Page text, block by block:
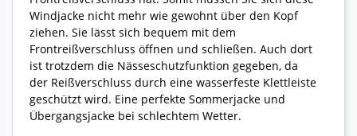
Windjacke nicht mehr wie gewohnt über den Kopf
ziehen. Sie lässt sich bequem mit dem
Frontreißverschluss öffnen und schließen. Auch dort
ist trotzdem die Nässeschutzfunktion gegeben, da
der Reißverschluss durch eine wasserfeste Klettleiste
geschützt wird. Eine perfekte Sommerjacke und
Übergangsjacke bei schlechtem Wetter.